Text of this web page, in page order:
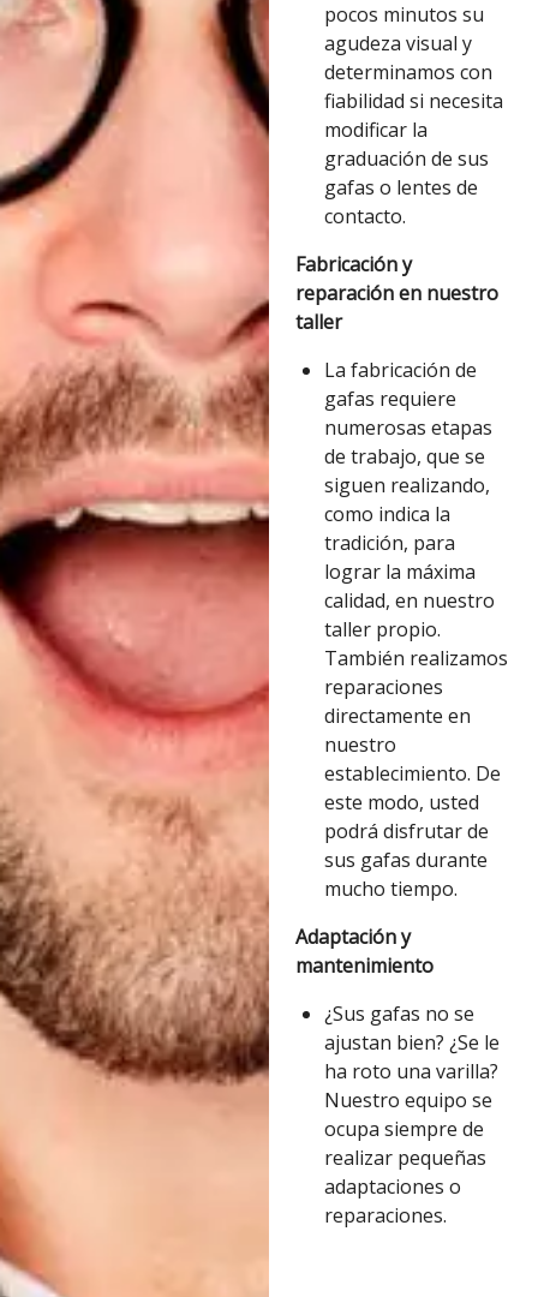
pocos minutos su
agudeza visual y
determinamos con
fiabilidad si necesita
modificar la
graduación de sus
gafas o lentes de
contacto.
Fabricación y
reparación en nuestro
taller
La fabricación de
gafas requiere
numerosas etapas
de trabajo, que se
siguen realizando,
como indica la
tradición, para
lograr la máxima
calidad, en nuestro
taller propio.
También realizamos
reparaciones
directamente en
nuestro
establecimiento. De
este modo, usted
podrá disfrutar de
sus gafas durante
mucho tiempo.
Adaptación y
mantenimiento
¿Sus gafas no se
ajustan bien? ¿Se le
ha roto una varilla?
Nuestro equipo se
ocupa siempre de
realizar pequeñas
adaptaciones o
reparaciones.